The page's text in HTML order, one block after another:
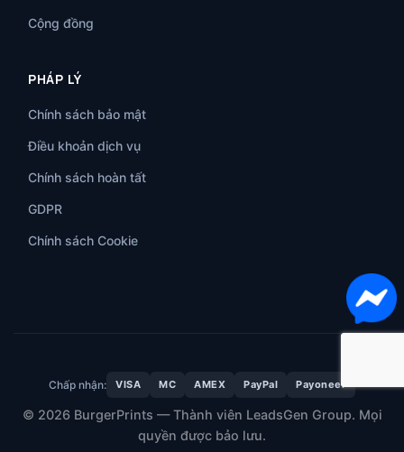
Cộng đồng
PHÁP LÝ
Chính sách bảo mật
Điều khoản dịch vụ
Chính sách hoàn tất
GDPR
Chính sách Cookie
Chấp nhận: VISA MC AMEX PayPal Payoneer
© 2026 BurgerPrints — Thành viên LeadsGen Group. Mọi
quyền được bảo lưu.